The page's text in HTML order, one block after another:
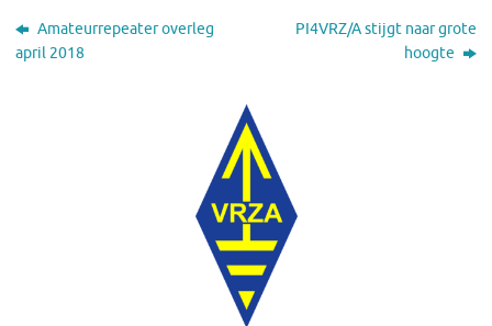
Amateurrepeater overleg
april 2018
PI4VRZ/A stijgt naar grote
hoogte